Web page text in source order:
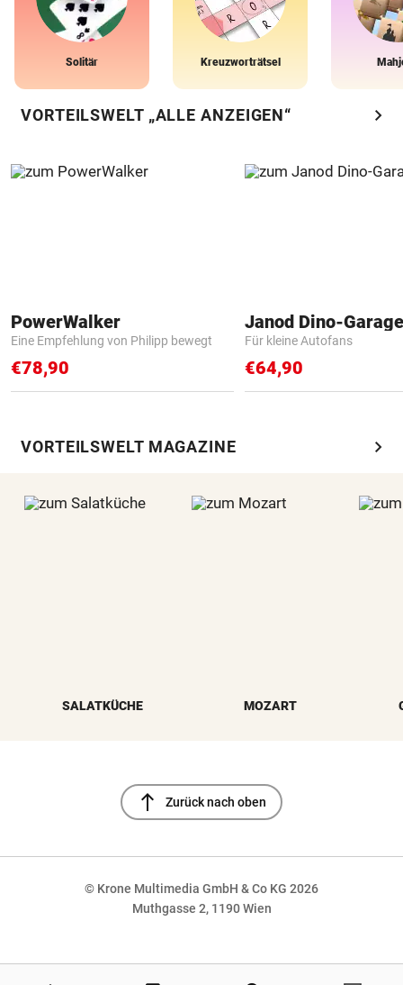
Solitär Kreuzworträtsel
VORTEILSWELT „ALLE ANZEIGEN“ chevron_right
PowerWalker
Eine Empfehlung von Philipp bewegt
€78,90
Janod Dino-Garage
Für kleine Autofans
€64,90
VORTEILSWELT MAGAZINE chevron_right
SALATKÜCHE MOZART
north Zurück nach oben
© Krone Multimedia GmbH & Co KG 2026
Muthgasse 2, 1190 Wien
NaN%